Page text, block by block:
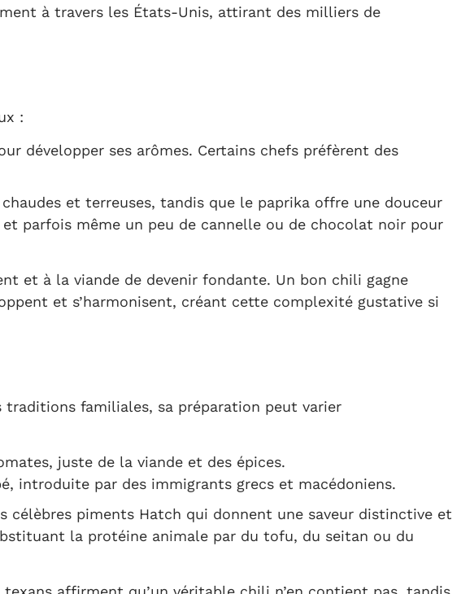
à travers les États-Unis, attirant des milliers de
:
développer ses arômes. Certains chefs préfèrent des
et terreuses, tandis que le paprika offre une douceur
parfois même un peu de cannelle ou de chocolat noir pour
et à la viande de devenir fondante. Un bon chili gagne
et s’harmonisent, créant cette complexité gustative si
familiales, sa préparation peut varier
juste de la viande et des épices.
introduite par des immigrants grecs et macédoniens.
célèbres piments Hatch qui donnent une saveur distinctive et
la protéine animale par du tofu, du seitan ou du